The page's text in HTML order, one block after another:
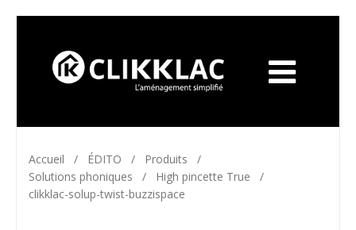
Accueil / ÉDITO / Produits /
Solutions phoniques / High pincette True /
clikklac-solup-twist-buzzispace